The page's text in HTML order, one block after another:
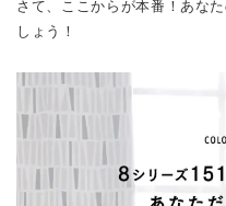
さて、ここからが本番！あな
しょう！